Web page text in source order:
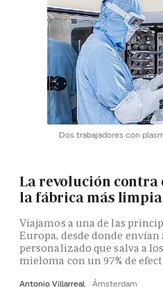
Dos trabajadores con
La revolución contra
la fábrica más
Viajamos a una de las
Europa, desde donde
personalizado que salva a
mieloma con un 97% de
Antonio Villarreal Ámsterdam